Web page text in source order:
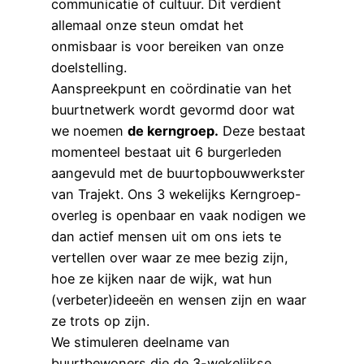
communicatie of cultuur. Dit verdient
allemaal onze steun omdat het
onmisbaar is voor bereiken van onze
doelstelling.
Aanspreekpunt en coördinatie van het
buurtnetwerk wordt gevormd door wat
we noemen de kerngroep. Deze bestaat
momenteel bestaat uit 6 burgerleden
aangevuld met de buurtopbouwwerkster
van Trajekt. Ons 3 wekelijks Kerngroep-
overleg is openbaar en vaak nodigen we
dan actief mensen uit om ons iets te
vertellen over waar ze mee bezig zijn,
hoe ze kijken naar de wijk, wat hun
(verbeter)ideeën en wensen zijn en waar
ze trots op zijn.
We stimuleren deelname van